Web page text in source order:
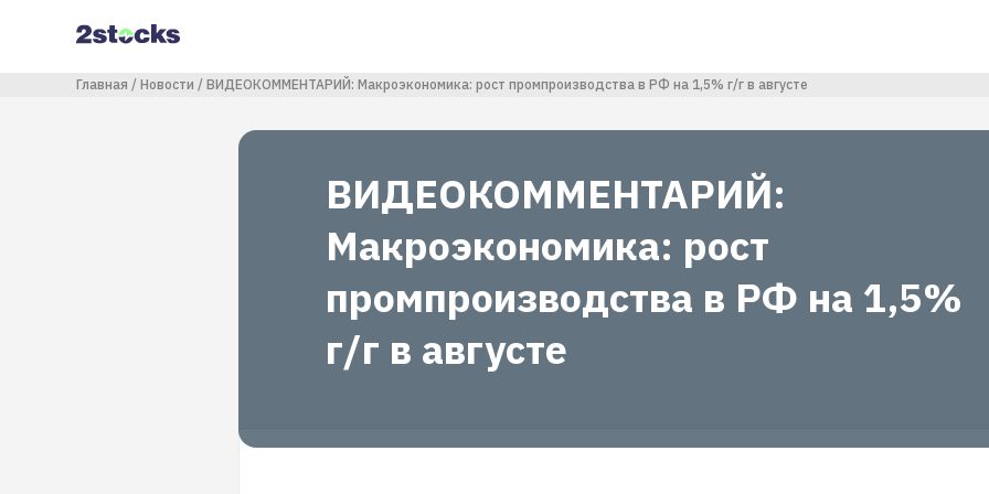
содержанию
Строка навигации
Главная Новости ВИДЕОКОММЕНТАРИЙ: Макроэкономика: рост промпроизводства в РФ на 1,5% г/г в августе
ВИДЕОКОММЕНТАРИЙ:
Макроэкономика: рост
промпроизводства в РФ на 1,5%
г/г в августе